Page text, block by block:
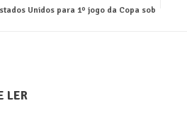
Unidos para 1º jogo da Copa sob
LER